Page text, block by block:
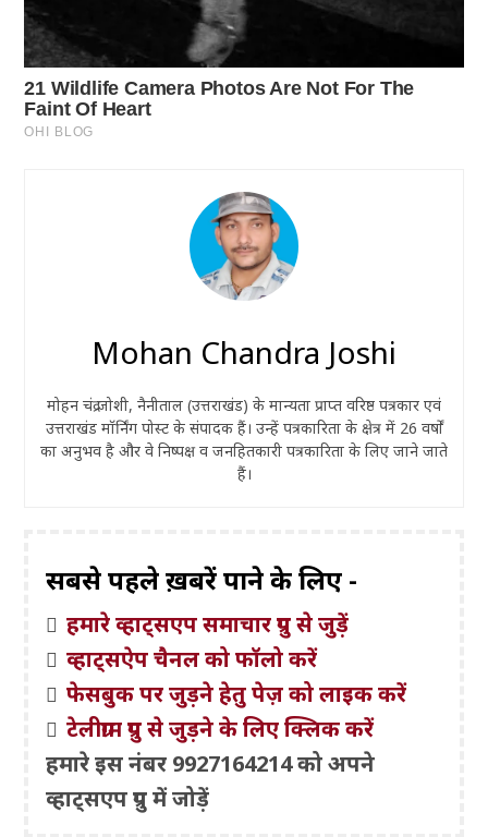
Mohan Chandra Joshi
मोहन चंद्र जोशी, नैनीताल (उत्तराखंड) के मान्यता प्राप्त वरिष्ठ पत्रकार एवं
उत्तराखंड मॉर्निंग पोस्ट के संपादक हैं। उन्हें पत्रकारिता के क्षेत्र में 26 वर्षों
का अनुभव है और वे निष्पक्ष व जनहितकारी पत्रकारिता के लिए जाने जाते
हैं।
सबसे पहले ख़बरें पाने के लिए -
हमारे व्हाट्सएप समाचार ग्रुप से जुड़ें
व्हाट्सऐप चैनल को फॉलो करें
फेसबुक पर जुड़ने हेतु पेज़ को लाइक करें
टेलीग्राम ग्रुप से जुड़ने के लिए क्लिक करें
हमारे इस नंबर 9927164214 को अपने
व्हाट्सएप ग्रुप में जोड़ें